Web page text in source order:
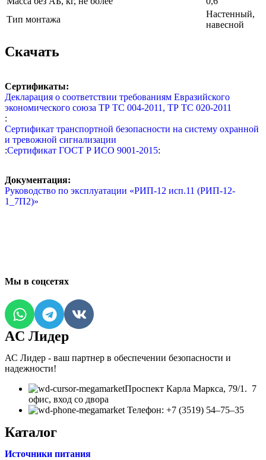
Тип монтажа
Настенный,
навесной
Скачать
Сертификаты:
Декларация о соответствии требованиям Евразийского
экономического союза ТР ТС 004-2011, ТР ТС 020-2011
:
Сертификат транспортной безопасности на систему охранной
и тревожной сигнализации
:Сертификат ГОСТ Р ИСО 9001-2015:
Документация:
Руководство по эксплуатации «РИП-12 исп.11 (РИП-12-
1_7П2)»
Мы в соцсетях
AC Лидер
АС Лидер - ваш партнер в обеспечении безопасности и
надежности!
​Проспект Карла Маркса, 79/1. 7
офис, вход со двора
Телефон: +7 (3519) 54‒75‒35
Каталог
Источники питания